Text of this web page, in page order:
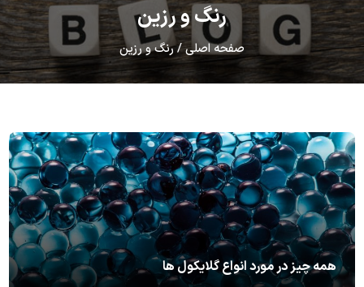
رنگ و رزین
صفحه اصلی/رنگ و رزین
همه چیز در مورد انواع گلایکول ها